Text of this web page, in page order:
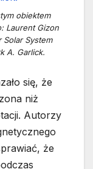
obiektem
Laurent Gizon
System
A. Garlick.
się, że
niż
Autorzy
że